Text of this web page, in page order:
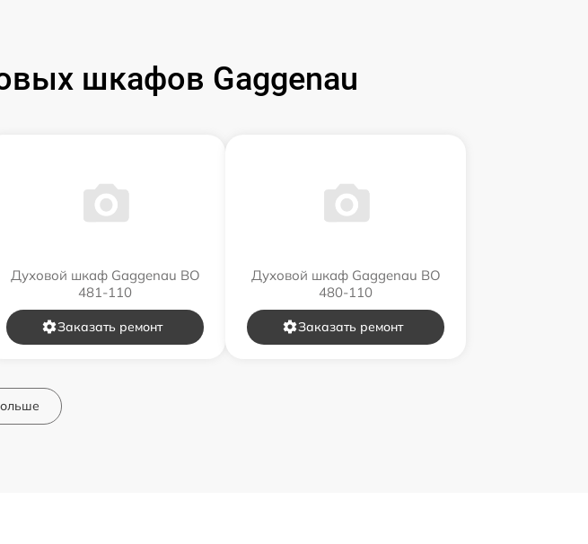
шкафов Gaggenau
Духовой шкаф Gaggenau BO
481-110
Заказать ремонт
Духовой шкаф Gaggenau BO
480-110
Заказать ремонт